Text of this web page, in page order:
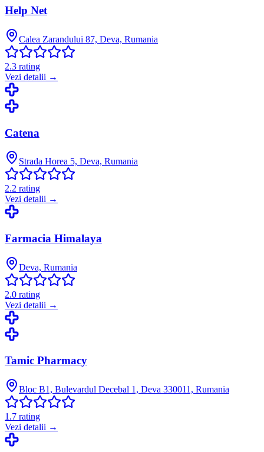
Help Net
Calea Zarandului 87, Deva, Rumania
2.3 rating
Vezi detalii →
Catena
Strada Horea 5, Deva, Rumania
2.2 rating
Vezi detalii →
Farmacia Himalaya
Deva, Rumania
2.0 rating
Vezi detalii →
Tamic Pharmacy
Bloc B1, Bulevardul Decebal 1, Deva 330011, Rumania
1.7 rating
Vezi detalii →